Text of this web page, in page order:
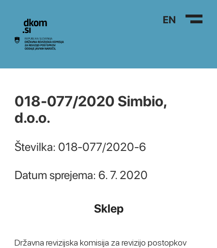
Na vsebino EN
018-077/2020 Simbio,
d.o.o.
Številka: 018-077/2020-6
Datum sprejema: 6. 7. 2020
Sklep
Državna revizijska komisija za revizijo postopkov